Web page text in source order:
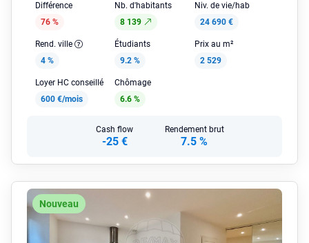
Différence
76 %
Nb. d'habitants
8 139
Niv. de vie/hab
24 690 €
Rend. ville
4 %
Étudiants
9.2 %
Prix au m²
2 529
Loyer HC conseillé
600 €/mois
Chômage
6.6 %
Cash flow
-25 €
Rendement brut
7.5 %
Nouveau